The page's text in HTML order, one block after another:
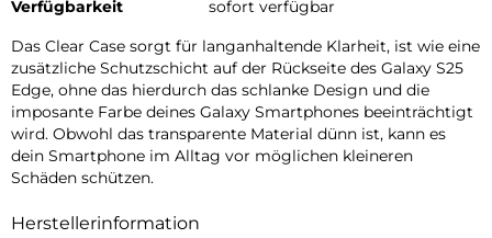
Verfügbarkeit
sofort verfügbar
Das Clear Case sorgt für langanhaltende Klarheit, ist wie eine
zusätzliche Schutzschicht auf der Rückseite des Galaxy S25
Edge, ohne das hierdurch das schlanke Design und die
imposante Farbe deines Galaxy Smartphones beeinträchtigt
wird. Obwohl das transparente Material dünn ist, kann es
dein Smartphone im Alltag vor möglichen kleineren
Schäden schützen.
Herstellerinformation